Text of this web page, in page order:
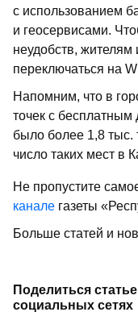
с использованием
и геосервисами.
неудобств, жителям
переключаться на
Напомним, что в
точек с бесплатным
было более 1,8 тыс.
число таких мест в
Не пропустите
канале газеты
Больше статей и
Поделиться
социальных сетях